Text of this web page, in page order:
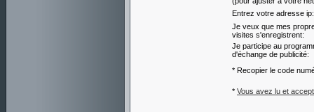
Entrez votre adresse ip:
Je veux que mes
visites s'enregistrent:
Je participe au
d'échange de publicité:
* Recopier le code
* Vous avez lu et